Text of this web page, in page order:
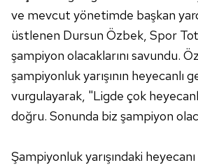
ve mevcut yönetimde başkan
üstlenen Dursun Özbek, Spor
şampiyon olacaklarını savundu.
şampiyonluk yarışının heyecanlı
vurgulayarak, "Ligde çok
doğru. Sonunda biz şampiyon
Şampiyonluk yarışındaki